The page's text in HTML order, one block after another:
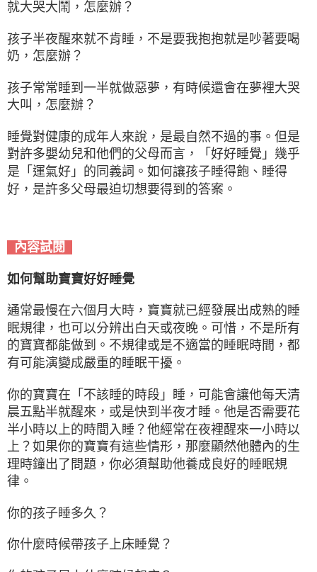
就大哭大鬧，怎麼辦？
孩子半夜醒來就不肯睡，不是要我抱抱就是吵著要喝
奶，怎麼辦？
孩子常常睡到一半就做惡夢，有時候還會在夢裡大哭
大叫，怎麼辦？
睡覺對健康的成年人來說，是最自然不過的事。但是
對許多嬰幼兒和他們的父母而言，「好好睡覺」幾乎
是「運氣好」的同義詞。如何讓孩子睡得飽、睡得
好，是許多父母最迫切想要得到的答案。
內容試閱
如何幫助寶寶好好睡覺
通常最慢在六個月大時，寶寶就已經發展出成熟的睡
眠規律，也可以分辨出白天或夜晚。可惜，不是所有
的寶寶都能做到。不規律或是不適當的睡眠時間，都
有可能演變成嚴重的睡眠干擾。
你的寶寶在「不該睡的時段」睡，可能會讓他每天清
晨五點半就醒來，或是快到半夜才睡。他是否需要花
半小時以上的時間入睡？他經常在夜裡醒來一小時以
上？如果你的寶寶有這些情形，那麼顯然他體內的生
理時鐘出了問題，你必須幫助他養成良好的睡眠規
律。
你的孩子睡多久？
你什麼時候帶孩子上床睡覺？